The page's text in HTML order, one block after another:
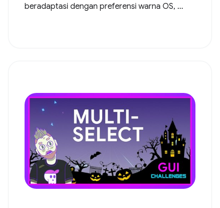
beradaptasi dengan preferensi warna OS, ...